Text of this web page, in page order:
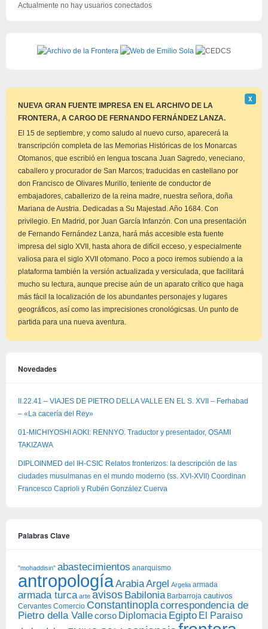
Actualmente no hay usuarios conectados
NUEVA GRAN FUENTE IMPRESA EN EL ARCHIVO DE LA
FRONTERA, A CARGO DE FERNANDO FERNÁNDEZ LANZA.
este
Χ
El 15 de septiembre, y como saludo al nuevo curso, aparecerá la
transcripción completa de las Memorias Históricas de los Monarcas
Otomanos, que escribió en lengua toscana Juan Sagredo, veneciano,
caballero y procurador de San Marcos; traducidas en castellano por
don Francisco de Olivares Murillo, teniente de conductor de
embajadores, caballerizo de la reina madre, nuestra señora, doña
Mariana de Austria. Dedicadas a Su Majestad. Año 1684. Con
privilegio. En Madrid, por Juan García Infanzón. Con una presentación
de Fernando Fernández Lanza, hará más accesible esta fuente
impresa del siglo XVII, hasta ahora de difícil ecceso, y especialmente
valiosa para el siglo XVII otomano. Poco a poco iremos subiendo a la
plataforma también la versión actualizada y versiculada, que facilitará
mucho su lectura, aunque precise aún de un aparato crítico que haga
más fácil la localización de los abundantes personajes y lugares
geográficos, así como las imprecisiones cronológicsas. Un punto de
partida para una nueva aventura.
Novedades
II.22.41 – VIAJES DE PIETRO DELLA VALLE EN EL S. XVII – Ferhabad
– «La cacería del Rey»
01-MICHIYOSHI AOKI: RENNYO. Traductor y presentador, OSAMI
TAKIZAWA
DIPLOINMED del IH-CSIC Relatos fronterizos: la descripción de las
ciudades musulmanas en el mundo moderno (ss. XVI-XVII) Coordinan
Francesco Caprioli y Rubén González Cuerva
Palabras Clave
"mohaddisin" abastecimientos anarquismo
antropología ArabiaArgel Argelia armada
armada turca arte avisos Babilonia Barbarroja cautivos
Cervantes Comercio Constantinopla correspondencia de
Pietro della Vallecorso Diplomacia Egipto El Paraiso